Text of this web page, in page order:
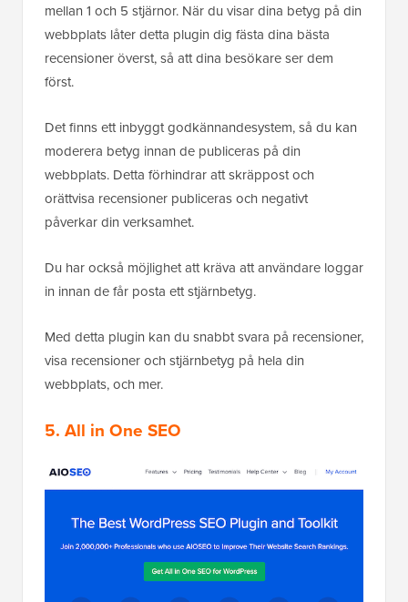
mellan 1 och 5 stjärnor. När du visar dina betyg på din
webbplats låter detta plugin dig fästa dina bästa
recensioner överst, så att dina besökare ser dem
först.
Det finns ett inbyggt godkännandesystem, så du kan
moderera betyg innan de publiceras på din
webbplats. Detta förhindrar att skräppost och
orättvisa recensioner publiceras och negativt
påverkar din verksamhet.
Du har också möjlighet att kräva att användare loggar
in innan de får posta ett stjärnbetyg.
Med detta plugin kan du snabbt svara på recensioner,
visa recensioner och stjärnbetyg på hela din
webbplats, och mer.
5. All in One SEO